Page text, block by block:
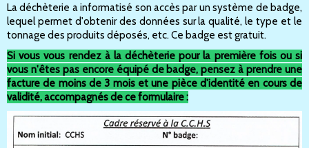
La déchèterie a informatisé son accès par un système de badge,
lequel permet d'obtenir des données sur la qualité, le type et le
tonnage des produits déposés, etc. Ce badge est gratuit.
Si vous vous rendez à la déchèterie pour la première fois ou si
vous n'êtes pas encore équipé de badge, pensez à prendre une
facture de moins de 3 mois et une pièce d'identité en cours de
validité, accompagnés de ce formulaire :